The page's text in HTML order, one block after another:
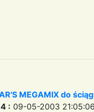
MEGAMIX do
: 09-05-2003